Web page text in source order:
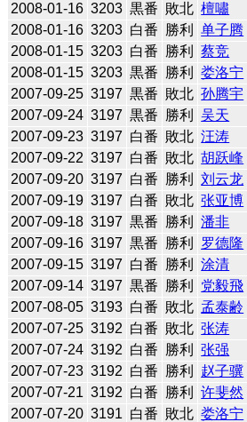
2008-01-16 3203 黒番 敗北 檀嘯
2008-01-16 3203 白番 勝利 单子腾
2008-01-15 3203 白番 勝利 蔡竞
2008-01-15 3203 黒番 勝利 娄洛宁
2007-09-25 3197 黒番 敗北 孙腾宇
2007-09-24 3197 黒番 勝利 吴天
2007-09-23 3197 白番 敗北 汪涛
2007-09-22 3197 白番 敗北 胡跃峰
2007-09-20 3197 白番 勝利 刘云龙
2007-09-19 3197 白番 敗北 张亚博
2007-09-18 3197 黒番 勝利 潘非
2007-09-16 3197 黒番 勝利 罗德隆
2007-09-15 3197 白番 勝利 涂清
2007-09-14 3197 黒番 勝利 党毅飛
2007-08-05 3193 白番 敗北 孟泰齢
2007-07-25 3192 白番 敗北 张涛
2007-07-24 3192 白番 勝利 张强
2007-07-23 3192 白番 勝利 赵子骥
2007-07-21 3192 白番 勝利 许斐然
2007-07-20 3191 白番 敗北 娄洛宁